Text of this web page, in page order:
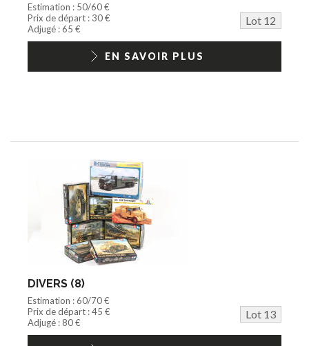
Estimation : 50/60 €
Prix de départ : 30 €
Lot 12
Adjugé : 65 €
EN SAVOIR PLUS
DIVERS (8)
Estimation : 60/70 €
Prix de départ : 45 €
Lot 13
Adjugé : 80 €